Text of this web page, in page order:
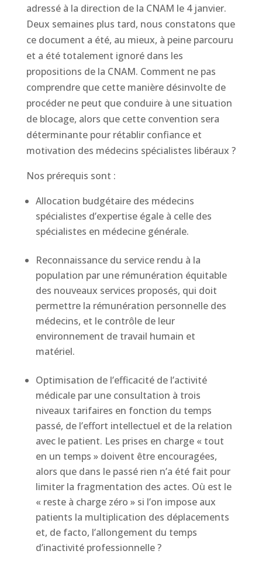
adressé à la direction de la CNAM le 4 janvier.
Deux semaines plus tard, nous constatons que
ce document a été, au mieux, à peine parcouru
et a été totalement ignoré dans les
propositions de la CNAM. Comment ne pas
comprendre que cette manière désinvolte de
procéder ne peut que conduire à une situation
de blocage, alors que cette convention sera
déterminante pour rétablir confiance et
motivation des médecins spécialistes libéraux ?
Nos prérequis sont :
Allocation budgétaire des médecins
spécialistes d’expertise égale à celle des
spécialistes en médecine générale.
Reconnaissance du service rendu à la
population par une rémunération équitable
des nouveaux services proposés, qui doit
permettre la rémunération personnelle des
médecins, et le contrôle de leur
environnement de travail humain et
matériel.
Optimisation de l’efficacité de l’activité
médicale par une consultation à trois
niveaux tarifaires en fonction du temps
passé, de l’effort intellectuel et de la relation
avec le patient. Les prises en charge « tout
en un temps » doivent être encouragées,
alors que dans le passé rien n’a été fait pour
limiter la fragmentation des actes. Où est le
« reste à charge zéro » si l’on impose aux
patients la multiplication des déplacements
et, de facto, l’allongement du temps
d’inactivité professionnelle ?